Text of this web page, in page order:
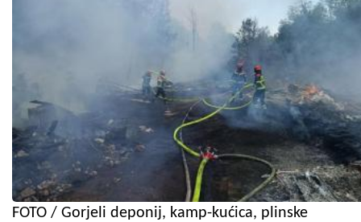
FOTO / Gorjeli deponij, kamp-kućica, plinske